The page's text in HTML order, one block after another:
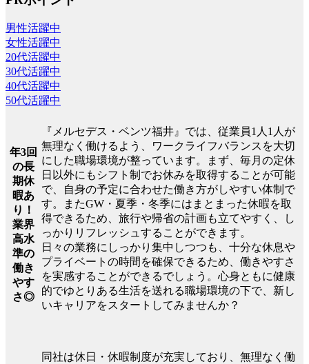
男性活躍中
女性活躍中
20代活躍中
30代活躍中
40代活躍中
50代活躍中
年3回
の長
期休
暇あ
り！
業界
高水
準の
働き
やす
さ◎
『メルセデス・ベンツ福井』では、従業員1人1人が
無理なく働けるよう、ワークライフバランスを大切
にした職場環境が整っています。まず、毎月の定休
日以外にもシフト制でお休みを取得することが可能
で、自身の予定に合わせた働き方がしやすい体制で
す。またGW・夏季・冬季にはまとまった休暇を取
得できるため、旅行や帰省の計画も立てやすく、し
っかりリフレッシュすることができます。
日々の業務にしっかり集中しつつも、十分な休息や
プライベートの時間を確保できるため、働きやすさ
を実感することができるでしょう。心身ともに健康
的でゆとりある生活を送れる職場環境の下で、新し
いキャリアをスタートしてみませんか？
同社は休日・休暇制度が充実しており、無理なく働